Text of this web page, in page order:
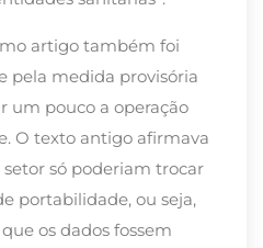
artigo também foi
pela medida provisória
um pouco a operação
O texto antigo afirmava
só poderiam trocar
portabilidade, ou seja,
os dados fossem